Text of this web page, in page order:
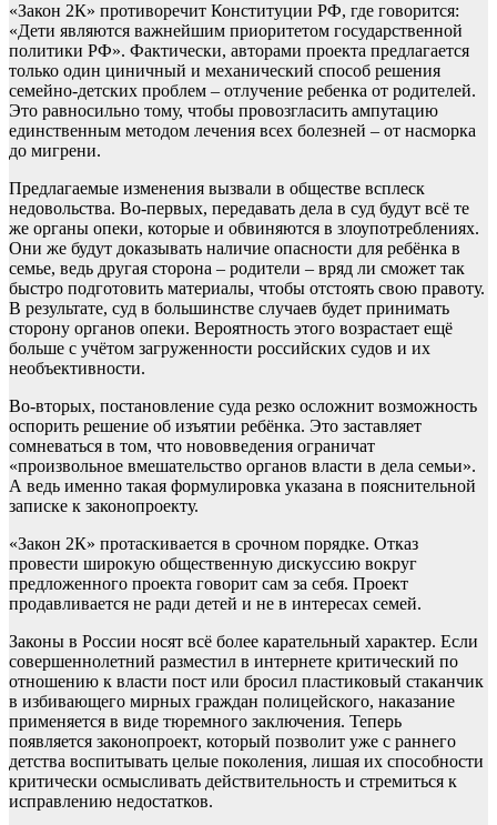
«Закон 2К» противоречит Конституции РФ, где говорится:
«Дети являются важнейшим приоритетом государственной
политики РФ». Фактически, авторами проекта предлагается
только один циничный и механический способ решения
семейно-детских проблем – отлучение ребенка от родителей.
Это равносильно тому, чтобы провозгласить ампутацию
единственным методом лечения всех болезней – от насморка
до мигрени.
Предлагаемые изменения вызвали в обществе всплеск
недовольства. Во-первых, передавать дела в суд будут всё те
же органы опеки, которые и обвиняются в злоупотреблениях.
Они же будут доказывать наличие опасности для ребёнка в
семье, ведь другая сторона – родители – вряд ли сможет так
быстро подготовить материалы, чтобы отстоять свою правоту.
В результате, суд в большинстве случаев будет принимать
сторону органов опеки. Вероятность этого возрастает ещё
больше с учётом загруженности российских судов и их
необъективности.
Во-вторых, постановление суда резко осложнит возможность
оспорить решение об изъятии ребёнка. Это заставляет
сомневаться в том, что нововведения ограничат
«произвольное вмешательство органов власти в дела семьи».
А ведь именно такая формулировка указана в пояснительной
записке к законопроекту.
«Закон 2К» протаскивается в срочном порядке. Отказ
провести широкую общественную дискуссию вокруг
предложенного проекта говорит сам за себя. Проект
продавливается не ради детей и не в интересах семей.
Законы в России носят всё более карательный характер. Если
совершеннолетний разместил в интернете критический по
отношению к власти пост или бросил пластиковый стаканчик
в избивающего мирных граждан полицейского, наказание
применяется в виде тюремного заключения. Теперь
появляется законопроект, который позволит уже с раннего
детства воспитывать целые поколения, лишая их способности
критически осмысливать действительность и стремиться к
исправлению недостатков.